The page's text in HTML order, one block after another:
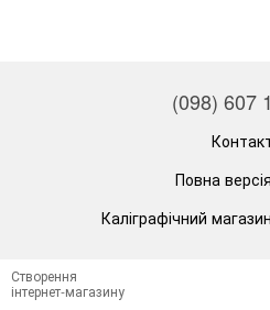
(098) 607
Повна
Каліграфічний
Створення
інтернет-магазину